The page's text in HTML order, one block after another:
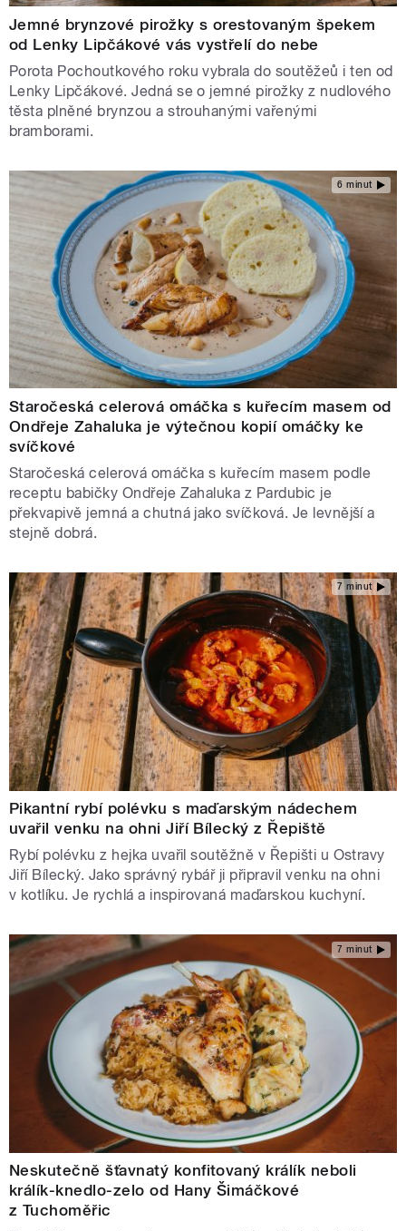
Jemné brynzové pirožky s orestovaným špekem
od Lenky Lipčákové vás vystřelí do nebe
Porota Pochoutkového roku vybrala do soutěžeů i ten od
Lenky Lipčákové. Jedná se o jemné pirožky z nudlového
těsta plněné brynzou a strouhanými vařenými
bramborami.
6 minut
Staročeská celerová omáčka s kuřecím masem od
Ondřeje Zahaluka je výtečnou kopií omáčky ke
svíčkové
Staročeská celerová omáčka s kuřecím masem podle
receptu babičky Ondřeje Zahaluka z Pardubic je
překvapivě jemná a chutná jako svíčková. Je levnější a
stejně dobrá.
7 minut
Pikantní rybí polévku s maďarským nádechem
uvařil venku na ohni Jiří Bílecký z Řepiště
Rybí polévku z hejka uvařil soutěžně v Řepišti u Ostravy
Jiří Bílecký. Jako správný rybář ji připravil venku na ohni
v kotlíku. Je rychlá a inspirovaná maďarskou kuchyní.
7 minut
Neskutečně šťavnatý konfitovaný králík neboli
králík-knedlo-zelo od Hany Šimáčkové
z Tuchoměřic